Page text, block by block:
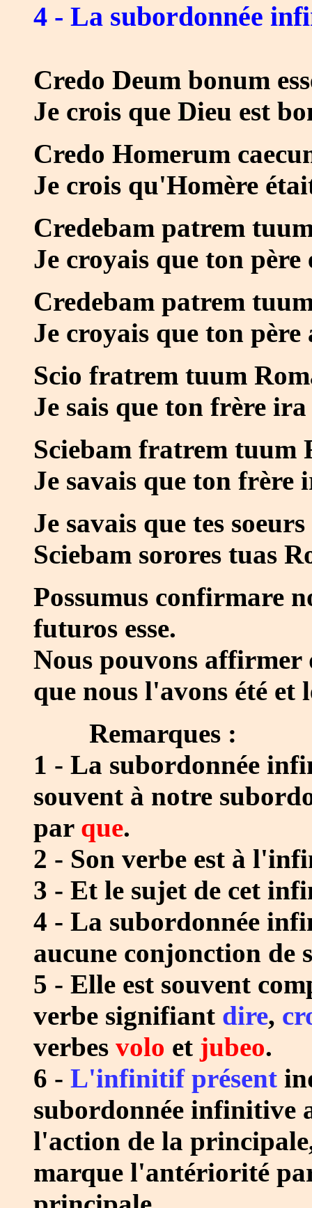
4 - La subordonnée
Credo Deum bonum
Je crois que Dieu est
Credo Homerum
Je crois qu'Homère
Credebam patrem
Je croyais que ton
Credebam patrem
Je croyais que ton
Scio fratrem tuum
Je sais que ton frère ira
Sciebam fratrem tuum
Je savais que ton frère
Je savais que tes
Sciebam sorores tuas
Possumus confirmare
futuros esse.
Nous pouvons affirmer
que nous l'avons été et
Remarques :
1 - La subordonnée
souvent à notre
par que.
2 - Son verbe est à
3 - Et le sujet de cet
4 - La subordonnée
aucune conjonction de
5 - Elle est souvent
verbe signifiant dire,
verbes volo et jubeo.
6 - L'infinitif présent
subordonnée infinitive
l'action de la
marque l'antériorité